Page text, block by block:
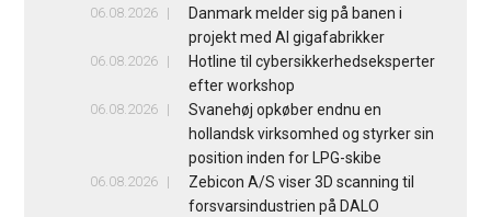
06.08.2026
Danmark melder sig på banen i
projekt med AI gigafabrikker
06.08.2026
Hotline til cybersikkerhedseksperter
efter workshop
06.08.2026
Svanehøj opkøber endnu en
hollandsk virksomhed og styrker sin
position inden for LPG-skibe
06.08.2026
Zebicon A/S viser 3D scanning til
forsvarsindustrien på DALO